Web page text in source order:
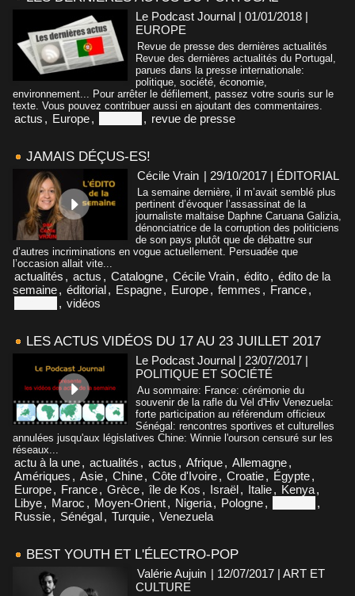
Le Podcast Journal | 01/01/2018 |
EUROPE
Revue de presse des dernières actualités
Revue des dernières actualités du Portugal,
parues dans la presse internationale:
politique, société, économie,
environnement... Pour arrêter le défilement, passez votre souris sur le
texte. Vous pouvez contribuer aussi en ajoutant des commentaires.
actus , Europe, , revue de presse
JAMAIS DÉÇUS-ES!
Cécile Vrain | 29/10/2017 | ÉDITORIAL
La semaine dernière, il m’avait semblé plus
pertinent d’évoquer l’assassinat de la
journaliste maltaise Daphne Caruana Galizia,
dénonciatrice de la corruption des politiciens
de son pays plutôt que de débattre sur
d’autres incriminations en vogue actuellement. Persuadée que
l’occasion allait vite...
actualités , actus , Catalogne, Cécile Vrain, édito, édito de la
semaine, éditorial, Espagne, Europe, femmes , France,
, vidéos
LES ACTUS VIDÉOS DU 17 AU 23 JUILLET 2017
Le Podcast Journal | 23/07/2017 |
POLITIQUE ET SOCIÉTÉ
Au sommaire: France: cérémonie du
souvenir de la rafle du Vel d'Hiv Venezuela:
forte participation au référendum officieux
Sénégal: rencontres sportives et culturelles
annulées jusqu'aux législatives Chine: Winnie l'ourson censuré sur les
réseaux...
actu à la une, actualités , actus , Afrique, Allemagne,
Amériques , Asie, Chine, Côte d'Ivoire, Croatie, Égypte,
Europe, France, Grèce, île de Kos , Israël, Italie, Kenya,
Libye, Maroc , Moyen-Orient, Nigeria, Pologne,
,
Russie, Sénégal, Turquie, Venezuela
BEST YOUTH ET L'ÉLECTRO-POP
Valérie Aujuin | 12/07/2017 | ART ET
CULTURE